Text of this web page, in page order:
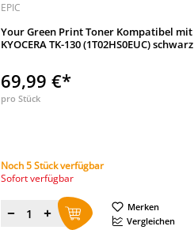
EPIC
Your Green Print Toner Kompatibel mit
KYOCERA TK-130 (1T02HS0EUC) schwarz
69,99 €*
pro Stück
Noch 5 Stück verfügbar
Sofort verfügbar
Menge
Merken
Vergleichen